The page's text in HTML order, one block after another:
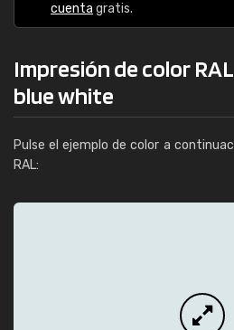
cuenta gratis.
Impresión de color
blue white
Pulse el ejemplo de color a
RAL: